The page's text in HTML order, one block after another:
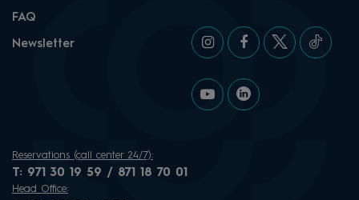
FAQ
Newsletter
Reservations (call center 24/7):
T: 971 30 19 59 / 871 18 70 01
Head Office: